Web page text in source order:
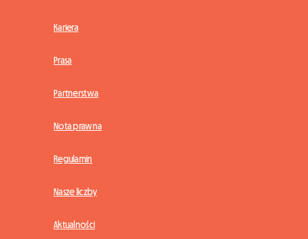
Kariera
Prasa
Partnerstwa
Nota prawna
Regulamin
Nasze liczby
Aktualności